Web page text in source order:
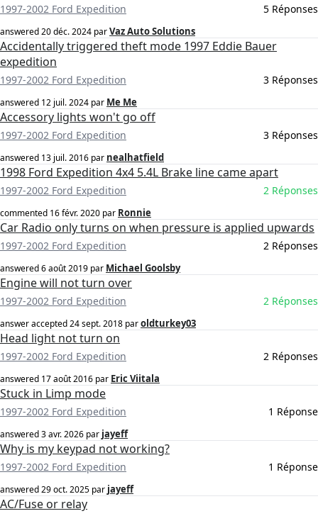
1997-2002 Ford Expedition 5 Réponses
answered20 déc. 2024 parVaz Auto Solutions
Accidentally triggered theft mode 1997 Eddie Bauer
expedition
1997-2002 Ford Expedition 3 Réponses
answered 12 juil. 2024 par Me Me
Accessory lights won't go off
1997-2002 Ford Expedition 3 Réponses
answered 13 juil. 2016 par nealhatfield
1998 Ford Expedition 4x4 5.4L Brake line came apart
1997-2002 Ford Expedition 2 Réponses
commented 16 févr. 2020 par Ronnie
Car Radio only turns on when pressure is applied upwards
1997-2002 Ford Expedition 2 Réponses
answered6 août 2019 par Michael Goolsby
Engine will not turn over
1997-2002 Ford Expedition 2 Réponses
answer accepted24 sept. 2018 paroldturkey03
Head light not turn on
1997-2002 Ford Expedition 2 Réponses
answered 17 août 2016 par Eric Viitala
Stuck in Limp mode
1997-2002 Ford Expedition 1 Réponse
answered3 avr. 2026 par jayeff
Why is my keypad not working?
1997-2002 Ford Expedition 1 Réponse
answered29 oct. 2025 par jayeff
AC/Fuse or relay